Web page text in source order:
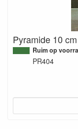
Pyramide 10
Ruim op
PR404